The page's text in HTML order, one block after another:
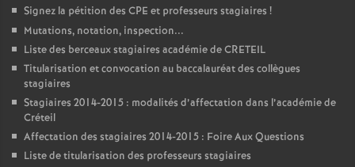
Signez la pétition des CPE et professeurs stagiaires !
Mutations, notation, inspection...
Liste des berceaux stagiaires académie deCRETEIL
Titularisation et convocation au baccalauréat des collègues
stagiaires
Stagiaires 2014-2015 : modalités d’affectation dans l’académie de
Créteil
Affectation des stagiaires 2014-2015 : Foire Aux Questions
Liste de titularisation des professeurs stagiaires